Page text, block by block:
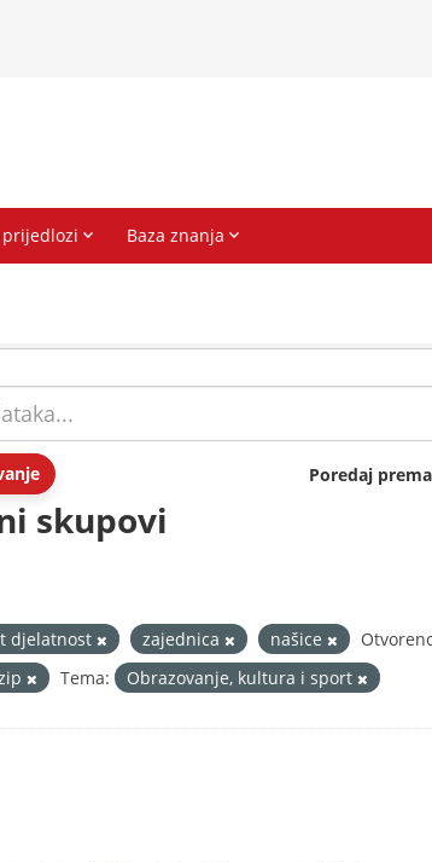
Poredaj prema
skupovi
djelatnost zajednica našice
Tema: Obrazovanje, kultura i sport